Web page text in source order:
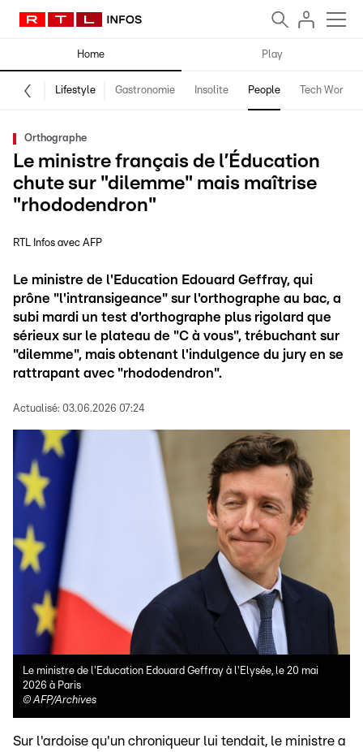
Home Play
Lifestyle Gastronomie Insolite People Tech World
Orthographe
Le ministre français de l’Éducation
chute sur "dilemme" mais maîtrise
"rhododendron"
RTL Infos avec AFP
Le ministre de l'Education Edouard Geffray, qui
prône "l'intransigeance" sur l'orthographe au bac, a
subi mardi un test d'orthographe plus rigolard que
sérieux sur le plateau de "C à vous", trébuchant sur
"dilemme", mais obtenant l'indulgence du jury en se
rattrapant avec "rhododendron".
Actualisé: 03.06.2026 07:24
Le ministre de l'Education Edouard Geffray à l'Elysée, le 20 mai
2026 à Paris
©AFP/Archives
Sur l'ardoise qu'un chroniqueur lui tendait, le ministre a